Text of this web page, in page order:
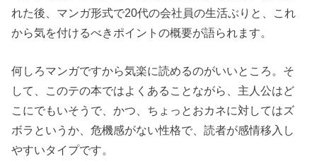
れた後、マンガ形式で20代の会社員の生活ぶりと、これ
から気を付けるべきポイントの概要が語られます。
何しろマンガですから気楽に読めるのがいいところ。そ
して、このテの本ではよくあることながら、主人公はど
こにでもいそうで、かつ、ちょっとおカネに対してはズ
ボラというか、危機感がない性格で、読者が感情移入し
やすいタイプです。